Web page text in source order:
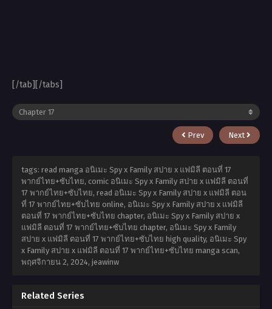
[/tab][/tabs]
Prev Next
tags: read manga อนิเมะ Spy x Family สปาย x แฟมิลี ตอนที่ 17
พากย์ไทย+ซับไทย, comic อนิเมะ Spy x Family สปาย x แฟมิลี ตอนที่
17 พากย์ไทย+ซับไทย, read อนิเมะ Spy x Family สปาย x แฟมิลี ตอน
ที่ 17 พากย์ไทย+ซับไทย online, อนิเมะ Spy x Family สปาย x แฟมิลี
ตอนที่ 17 พากย์ไทย+ซับไทย chapter, อนิเมะ Spy x Family สปาย x
แฟมิลี ตอนที่ 17 พากย์ไทย+ซับไทย chapter, อนิเมะ Spy x Family
สปาย x แฟมิลี ตอนที่ 17 พากย์ไทย+ซับไทย high quality, อนิเมะ Spy
x Family สปาย x แฟมิลี ตอนที่ 17 พากย์ไทย+ซับไทย manga scan,
พฤศจิกายน 2, 2024, jeawinw
Related Series